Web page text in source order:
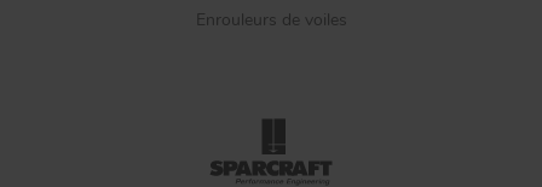
Enrouleurs de voiles